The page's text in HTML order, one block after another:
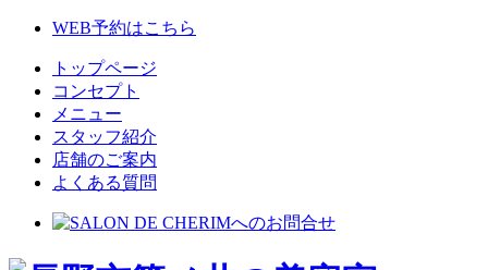
WEB予約はこちら
トップページ
コンセプト
メニュー
スタッフ紹介
店舗のご案内
よくある質問